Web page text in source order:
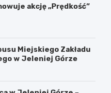
akcję „Prędkość”
Miejskiego Zakładu
w Jeleniej Górze